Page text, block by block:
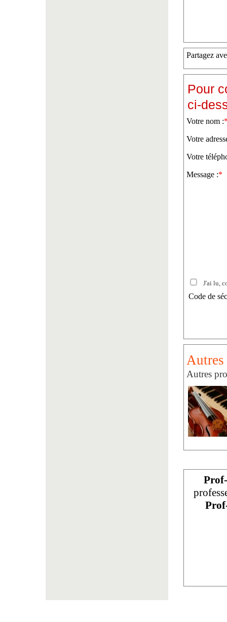
Partagez
Pour
ci-
Votre nom :
Votre
Votre
Message :*
J'ai lu,
Code de
Autres
Autres